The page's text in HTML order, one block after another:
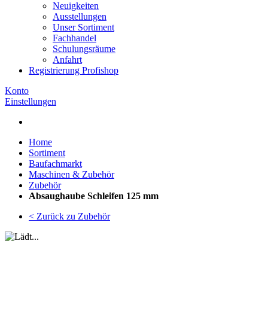
Neuigkeiten
Ausstellungen
Unser Sortiment
Fachhandel
Schulungsräume
Anfahrt
Registrierung Profishop
Konto
Einstellungen
Home
Sortiment
Baufachmarkt
Maschinen & Zubehör
Zubehör
Absaughaube Schleifen 125 mm
< Zurück zu Zubehör